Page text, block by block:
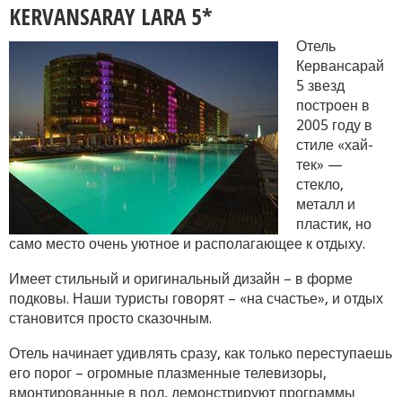
KERVANSARAY LARA 5*
Отель
Кервансарай
5 звезд
построен в
2005 году в
стиле «хай-
тек» —
стекло,
металл и
пластик, но
само место очень уютное и располагающее к отдыху.
Имеет стильный и оригинальный дизайн – в форме
подковы. Наши туристы говорят – «на счастье», и отдых
становится просто сказочным.
Отель начинает удивлять сразу, как только переступаешь
его порог – огромные плазменные телевизоры,
вмонтированные в пол, демонстрируют программы